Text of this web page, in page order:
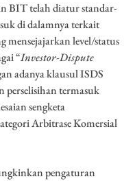
BIT telah diatur standar-
di dalamnya terkait
mensejajarkan level/status
“Investor-Dispute
adanya klausul ISDS
perselisihan termasuk
sengketa
Arbitrase Komersial
pengaturan